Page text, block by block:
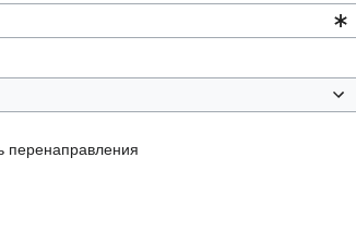
перенаправления